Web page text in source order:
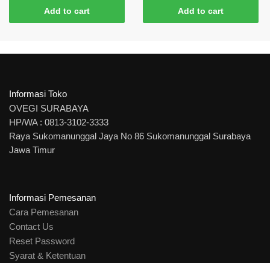
Add to cart
Add to cart
Informasi Toko
OVEGI SURABAYA
HP/WA : 0813-3102-3333
Raya Sukomanunggal Jaya No 86 Sukomanunggal Surabaya
Jawa Timur
Informasi Pemesanan
Cara Pemesanan
Contact Us
Reset Password
Syarat & Ketentuan